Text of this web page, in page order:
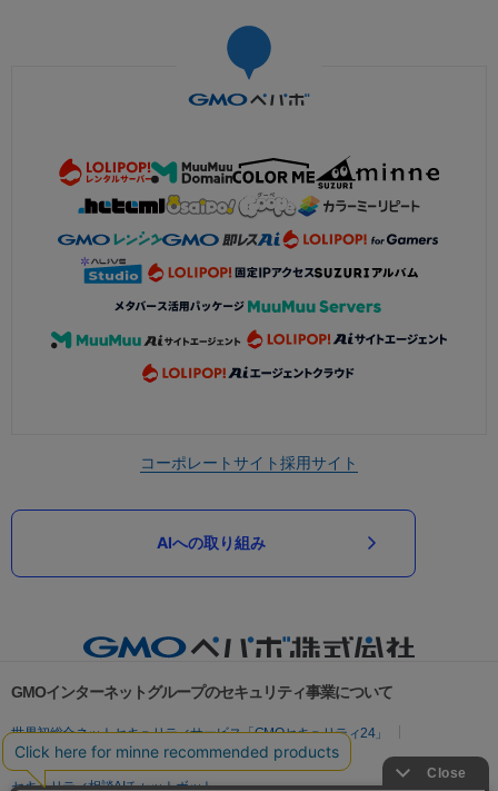
コーポレートサイト採用サイト
AIへの取り組み
GMOインターネットグループのセキュリティ事業について
世界初総合ネットセキュリティサービス「GMOセキュリティ24」
パスワード漏洩診断
Webサイトリスク診断
セキュリティ相談AIチャットボット